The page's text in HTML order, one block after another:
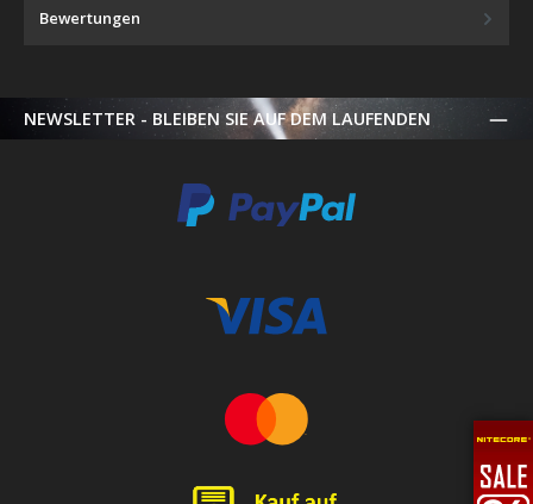
Bewertungen
NEWSLETTER - BLEIBEN SIE AUF DEM LAUFENDEN